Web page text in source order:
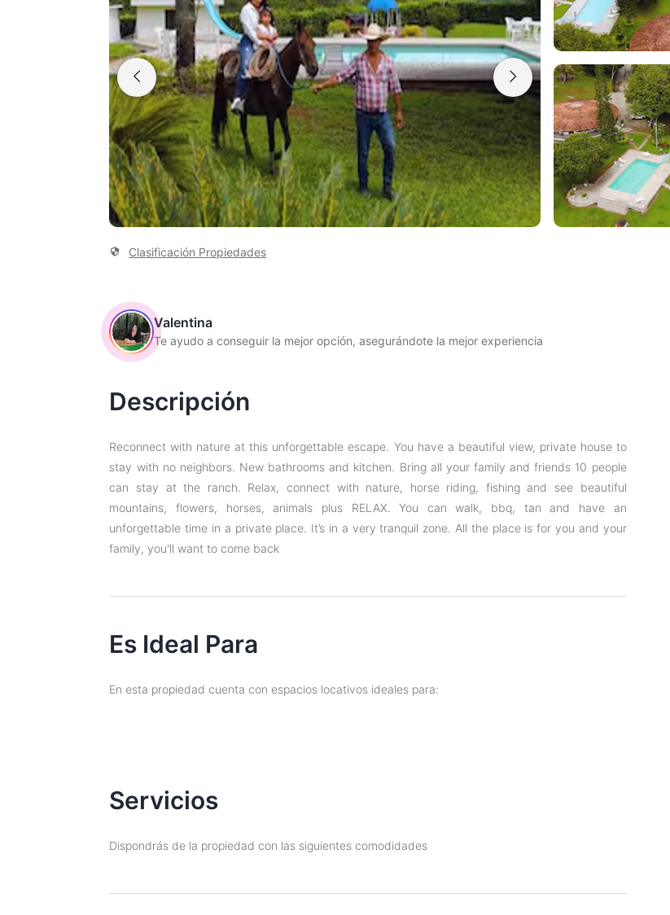
Bolivar
Cartagena y playa
Clasificación Propiedades
Valentina
Te ayudo a conseguir la mejor opción, asegurándote la mejor experiencia
Descripción
Reconnect with nature at this unforgettable escape. You have a beautiful view, private house to
stay with no neighbors. New bathrooms and kitchen. Bring all your family and friends 10 people
can stay at the ranch. Relax, connect with nature, horse riding, fishing and see beautiful
mountains, flowers, horses, animals plus RELAX. You can walk, bbq, tan and have an
unforgettable time in a private place. It’s in a very tranquil zone. All the place is for you and your
family, you'll want to come back
Es Ideal Para
En esta propiedad cuenta con espacios locativos ideales para:
Servicios
Dispondrás de la propiedad con las siguientes comodidades